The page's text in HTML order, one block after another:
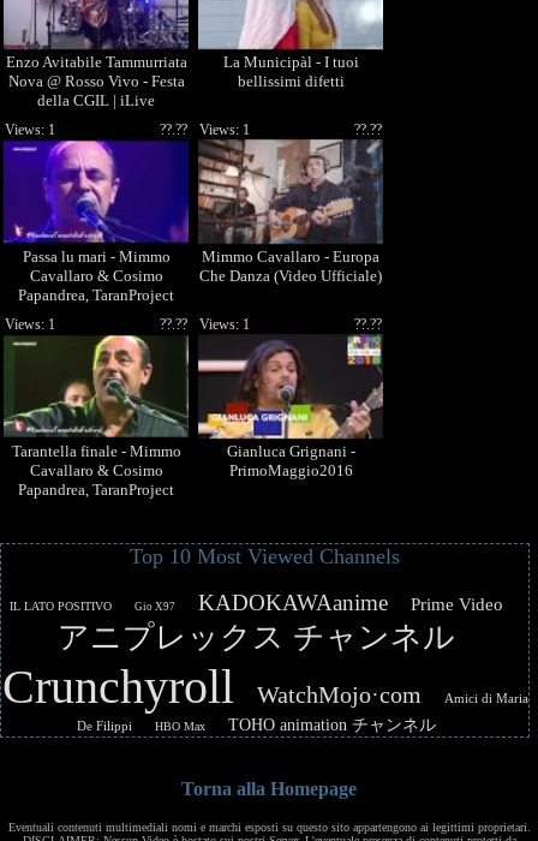
Enzo Avitabile Tammurriata
Nova @ Rosso Vivo - Festa
della CGIL | iLive
La Municipàl - I tuoi
bellissimi difetti
Passa lu mari - Mimmo
Cavallaro & Cosimo
Papandrea, TaranProject
(KTF2011 - 23/08/2011)
??.??
Views: 1
Mimmo Cavallaro - Europa
Che Danza (Video Ufficiale)
??.??
Views: 1
Tarantella finale - Mimmo
Cavallaro & Cosimo
Papandrea, TaranProject
??.??
Views: 1
Gianluca Grignani -
PrimoMaggio2016
??.??
Views: 1
Top 10 Most Viewed Channels
IL LATO POSITIVO Gio X97 KADOKAWAanime Prime Video
アニプレックス チャンネル
Crunchyroll WatchMojo·com
Amici di Maria
De Filippi
HBO Max TOHO animation チャンネル
Torna alla Homepage
Eventuali contenuti multimediali nomi e marchi esposti su questo sito appartengono ai legittimi proprietari.